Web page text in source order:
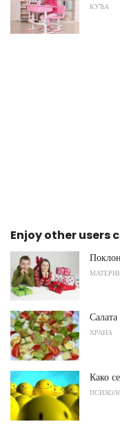
КУЋА
Enjoy other users
Салата
ХРАНА
Како